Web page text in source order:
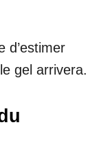
d’estimer
gel arrivera.